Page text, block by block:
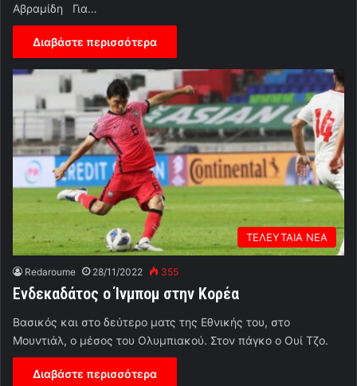
Αβραμίδη Για…
Διαβάστε περισσότερα
ΤΕΛΕΥΤΑΙΑ ΝΕΑ
Redaroume 28/11/2022 355
Ενδεκαδάτος ο Ίνμπομ στην Κορέα
Βασικός και στο δεύτερο ματς της Εθνικής του, στο
Μουντιάλ, ο μέσος του Ολυμπιακού. Στον πάγκο ο Ουί Τζο.
Διαβάστε περισσότερα